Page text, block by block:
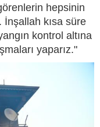
hepsinin
kısa süre
kontrol altına
yaparız."